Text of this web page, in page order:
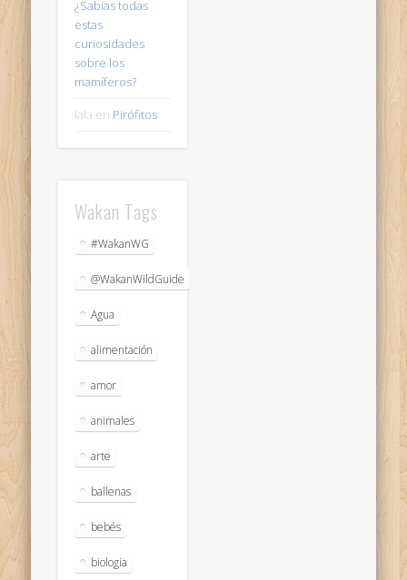
¿Sabías todas
estas
curiosidades
sobre los
mamíferos?
lala en Pirófitos
Wakan Tags
#WakanWG
@WakanWildGuide
Agua
alimentación
amor
animales
arte
ballenas
bebés
biologia